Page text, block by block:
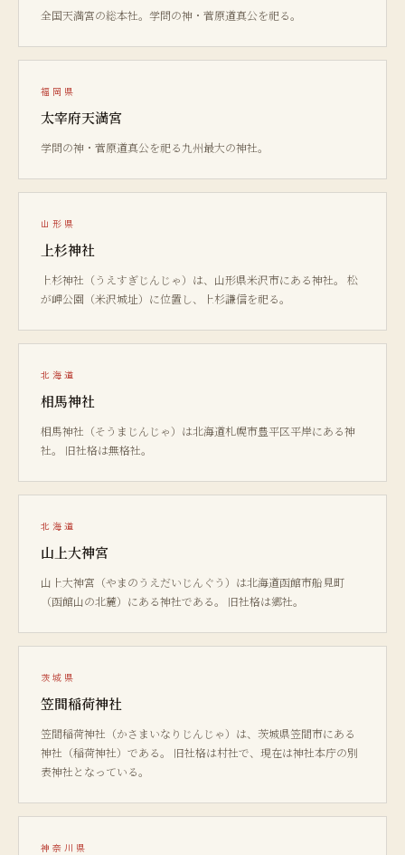
全国天満宮の総本社。学問の神・菅原道真公を祀る。
福岡県
太宰府天満宮
学問の神・菅原道真公を祀る九州最大の神社。
山形県
上杉神社
上杉神社（うえすぎじんじゃ）は、山形県米沢市にある神社。 松
が岬公園（米沢城址）に位置し、上杉謙信を祀る。
北海道
相馬神社
相馬神社（そうまじんじゃ）は北海道札幌市豊平区平岸にある神
社。 旧社格は無格社。
北海道
山上大神宮
山上大神宮（やまのうえだいじんぐう）は北海道函館市船見町
（函館山の北麓）にある神社である。 旧社格は郷社。
茨城県
笠間稲荷神社
笠間稲荷神社（かさまいなりじんじゃ）は、茨城県笠間市にある
神社（稲荷神社）である。 旧社格は村社で、現在は神社本庁の別
表神社となっている。
神奈川県